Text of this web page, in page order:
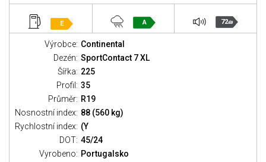
E A 72dB
Výrobce: Continental
Dezén: SportContact 7 XL
Šířka: 225
Profil: 35
Průměr: R19
Nosnostní index: 88 (560 kg)
Rychlostní index: (Y
DOT: 45/24
Vyrobeno: Portugalsko